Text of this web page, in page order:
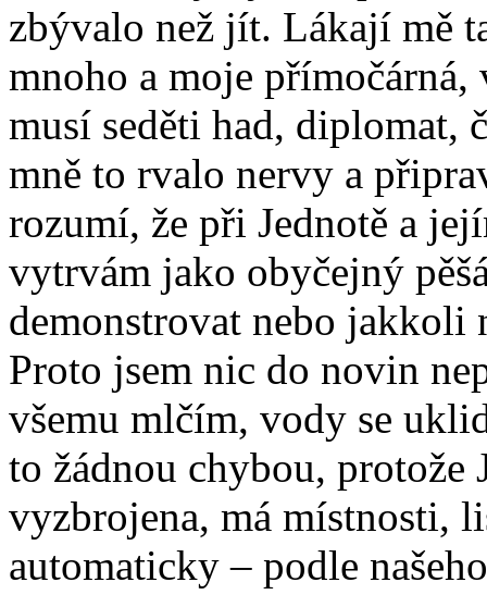
zbývalo než jít. Lákají mě
mnoho a moje přímočárná,
musí seděti had, diplomat,
mně to rvalo nervy a
rozumí, že při Jednotě a
vytrvám jako obyčejný
demonstrovat nebo jakkoli
Proto jsem nic do novin
všemu mlčím, vody se
to žádnou chybou, protože
vyzbrojena, má místnosti,
automaticky – podle